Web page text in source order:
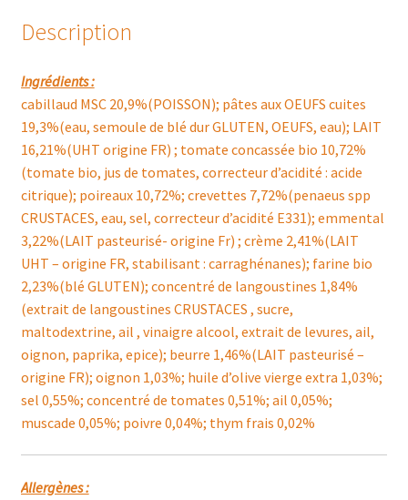
Description
Ingrédients :
cabillaud MSC 20,9%(POISSON); pâtes aux OEUFS cuites
19,3%(eau, semoule de blé dur GLUTEN, OEUFS, eau); LAIT
16,21%(UHT origine FR) ; tomate concassée bio 10,72%
(tomate bio, jus de tomates, correcteur d’acidité : acide
citrique); poireaux 10,72%; crevettes 7,72%(penaeus spp
CRUSTACES, eau, sel, correcteur d’acidité E331); emmental
3,22%(LAIT pasteurisé- origine Fr) ; crème 2,41%(LAIT
UHT – origine FR, stabilisant : carraghénanes); farine bio
2,23%(blé GLUTEN); concentré de langoustines 1,84%
(extrait de langoustines CRUSTACES , sucre,
maltodextrine, ail , vinaigre alcool, extrait de levures, ail,
oignon, paprika, epice); beurre 1,46%(LAIT pasteurisé –
origine FR); oignon 1,03%; huile d’olive vierge extra 1,03%;
sel 0,55%; concentré de tomates 0,51%; ail 0,05%;
muscade 0,05%; poivre 0,04%; thym frais 0,02%
Allergènes :